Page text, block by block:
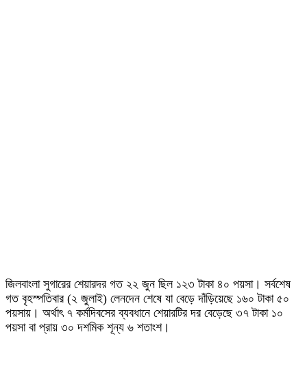
জিলবাংলা সুগারের শেয়ারদর গত ২২ জুন ছিল ১২৩ টাকা ৪০ পয়সা। সর্বশেষ
গত বৃহস্পতিবার (২ জুলাই) লেনদেন শেষে যা বেড়ে দাঁড়িয়েছে ১৬০ টাকা ৫০
পয়সায়। অর্থাৎ ৭ কর্মদিবসের ব্যবধানে শেয়ারটির দর বেড়েছে ৩৭ টাকা ১০
পয়সা বা প্রায় ৩০ দশমিক শূন্য ৬ শতাংশ।